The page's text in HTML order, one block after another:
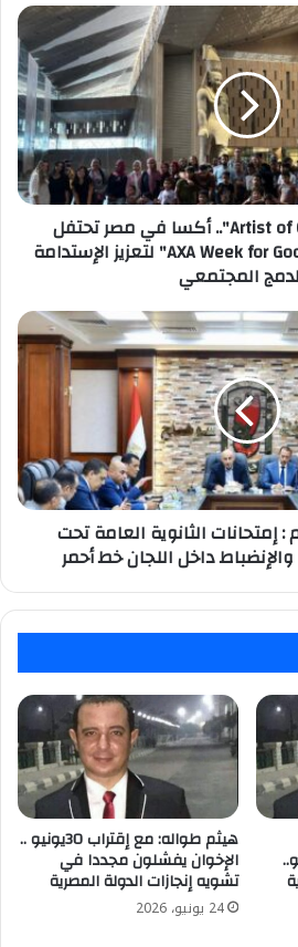
تحت شعار "Artist of Change".. أكسا في مصر تحتفل
بأسبوعها السنوي "AXA Week for Good" لتعزيز الإستدامة
المجتمعي
: إمتحانات الثانوية العامة تحت
داخل اللجان خط أحمر
هيثم طواله: مع إقتراب 30يونيو ..
الإخوان يفشلون مجددا في
تشويه إنجازات الدولة المصرية
24 يونيو، 2026